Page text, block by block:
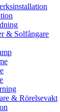
& Solfångare
& Rörelsevakt